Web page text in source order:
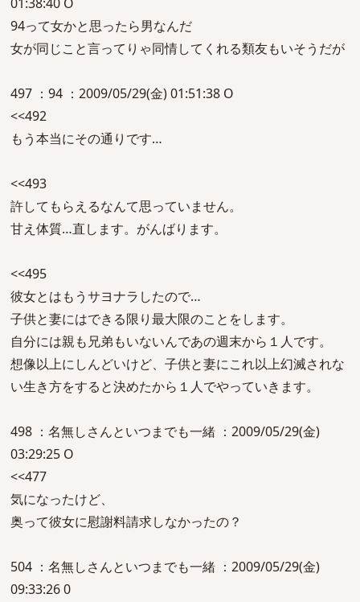
94って女かと思ったら男なんだ
女が同じこと言ってりゃ同情してくれる類友もいそうだが
497 ：94 ：2009/05/29(金) 01:51:38 O
<<492
もう本当にその通りです…
<<493
許してもらえるなんて思っていません。
甘え体質…直します。がんばります。
<<495
彼女とはもうサヨナラしたので…
子供と妻にはできる限り最大限のことをします。
自分には親も兄弟もいないんであの週末から１人です。
想像以上にしんどいけど、子供と妻にこれ以上幻滅されな
い生き方をすると決めたから１人でやっていきます。
498 ：名無しさんといつまでも一緒 ：2009/05/29(金)
03:29:25 O
<<477
気になったけど、
奥って彼女に慰謝料請求しなかったの？
504 ：名無しさんといつまでも一緒 ：2009/05/29(金)
09:33:26 0